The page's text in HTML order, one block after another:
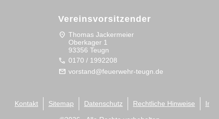
Vereinsvorsitzender
location_on Thomas Jackermeier
Oberkager 1
93356 Teugn
call 0170 / 1992208
mail vorstand@feuerwehr-teugn.de
Kontakt Sitemap Datenschutz Rechtliche Hinweise